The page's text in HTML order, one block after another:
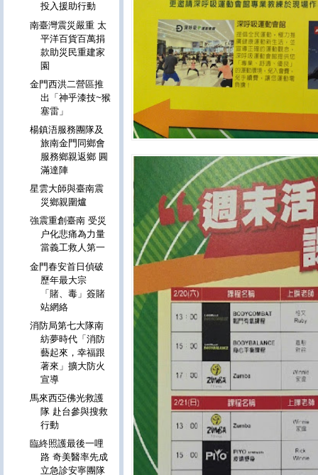
投入援助行動
南臺灣震災嚴重 太
平洋百貨百萬捐
款助災民重建家
園
金門西洪二營區推
出「神乎漆技~猴
塞雷」
楊鎮浯服務團隊及
旅南金門同鄉會
服務鄉親返鄉 圓
滿達陣
星雲大師與臺南震
災鄉親圍爐
強震重創臺南 受災
户化悲痛為力量
當義工救人第一
金門春安首日偵破
歷年最大宗
「賭、毒」簽賭
站網絡
消防局第七大隊南
紡夢時代「消防
藝起來，幸福跟
著來」擴大防火
宣導
馬來西亞佛光救護
隊 赴台參與搜救
行動
臨終照護最後一哩
路 奇美醫率先成
立急診安寧團隊